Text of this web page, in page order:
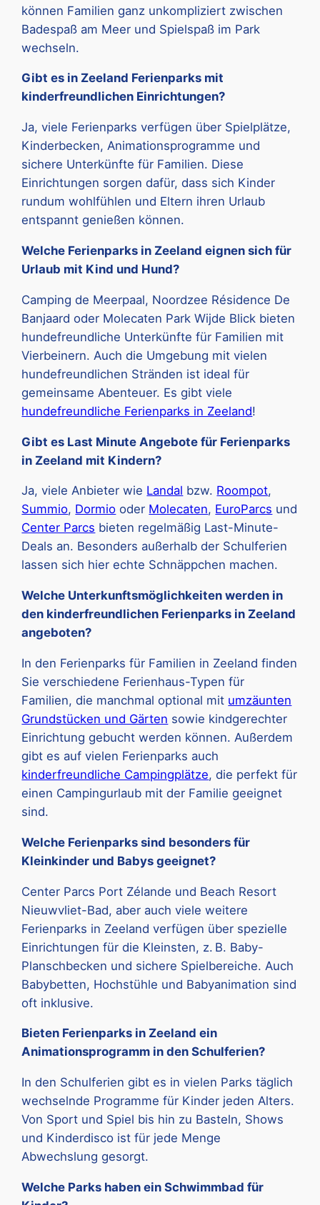
können Familien ganz unkompliziert zwischen
Badespaß am Meer und Spielspaß im Park
wechseln.
Gibt es in Zeeland Ferienparks mit
kinderfreundlichen Einrichtungen?
Ja, viele Ferienparks verfügen über Spielplätze,
Kinderbecken, Animationsprogramme und
sichere Unterkünfte für Familien. Diese
Einrichtungen sorgen dafür, dass sich Kinder
rundum wohlfühlen und Eltern ihren Urlaub
entspannt genießen können.
Welche Ferienparks in Zeeland eignen sich für
Urlaub mit Kind und Hund?
Camping de Meerpaal, Noordzee Résidence De
Banjaard oder Molecaten Park Wijde Blick bieten
hundefreundliche Unterkünfte für Familien mit
Vierbeinern. Auch die Umgebung mit vielen
hundefreundlichen Stränden ist ideal für
gemeinsame Abenteuer. Es gibt viele
hundefreundliche Ferienparks in Zeeland!
Gibt es Last Minute Angebote für Ferienparks
in Zeeland mit Kindern?
Ja, viele Anbieter wie Landal bzw. Roompot,
Summio, Dormio oder Molecaten, EuroParcs und
Center Parcs bieten regelmäßig Last-Minute-
Deals an. Besonders außerhalb der Schulferien
lassen sich hier echte Schnäppchen machen.
Welche Unterkunftsmöglichkeiten werden in
den kinderfreundlichen Ferienparks in Zeeland
angeboten?
In den Ferienparks für Familien in Zeeland finden
Sie verschiedene Ferienhaus-Typen für
Familien, die manchmal optional mit umzäunten
Grundstücken und Gärten sowie kindgerechter
Einrichtung gebucht werden können. Außerdem
gibt es auf vielen Ferienparks auch
kinderfreundliche Campingplätze, die perfekt für
einen Campingurlaub mit der Familie geeignet
sind.
Welche Ferienparks sind besonders für
Kleinkinder und Babys geeignet?
Center Parcs Port Zélande und Beach Resort
Nieuwvliet-Bad, aber auch viele weitere
Ferienparks in Zeeland verfügen über spezielle
Einrichtungen für die Kleinsten, z. B. Baby-
Planschbecken und sichere Spielbereiche. Auch
Babybetten, Hochstühle und Babyanimation sind
oft inklusive.
Bieten Ferienparks in Zeeland ein
Animationsprogramm in den Schulferien?
In den Schulferien gibt es in vielen Parks täglich
wechselnde Programme für Kinder jeden Alters.
Von Sport und Spiel bis hin zu Basteln, Shows
und Kinderdisco ist für jede Menge
Abwechslung gesorgt.
Welche Parks haben ein Schwimmbad für